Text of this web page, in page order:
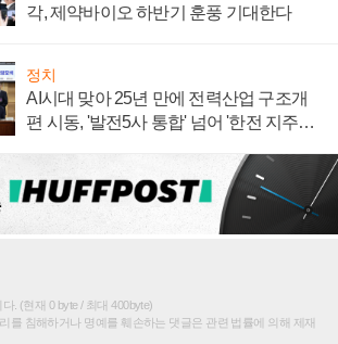
각, 제약바이오 하반기 훈풍 기대한다
정치
AI시대 맞아 25년 만에 전력산업 구조개
편 시동, '발전5사 통합' 넘어 '한전 지주사'
. (현재 0 byte / 최대 400byte)
를 침해하거나 명예를 훼손하는 댓글은 관련 법률에 의해 제재